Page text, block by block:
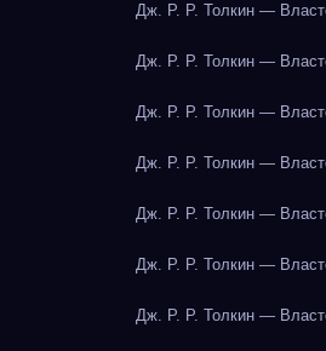
Дж. Р. Р. Толкин —
Дж. Р. Р. Толкин —
Дж. Р. Р. Толкин —
Дж. Р. Р. Толкин —
Дж. Р. Р. Толкин —
Дж. Р. Р. Толкин —
Дж. Р. Р. Толкин —